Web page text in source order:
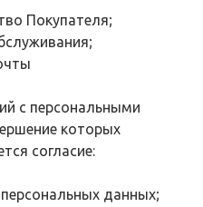
Покупателя;
с персональными
которых
согласие:
данных;